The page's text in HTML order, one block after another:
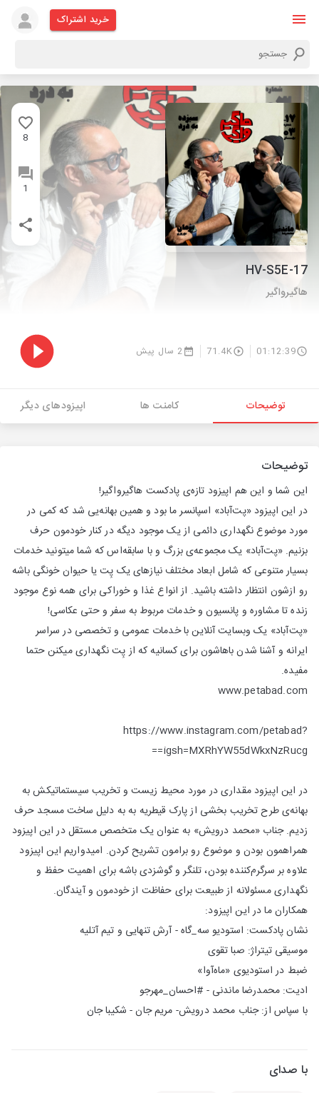
خرید اشتراک
8
1
HV-S5E-17
هاگیرواگیر
01:12:39
71.4K 2 سال پیش
توضیحات کامنت ها اپیزودهای دیگر
توضیحات
این شما و این هم اپیزود تازه‌ی پادکست هاگیرواگیر!
در این اپیزود «پت‌آباد» اسپانسر ما بود و همین بهانه‌یی شد که کمی در
مورد موضوع نگهداری دائمی از یک موجود دیگه در کنار خودمون حرف
بزنیم. «پت‌آباد» یک مجموعه‌ی بزرگ و با سابقه‌اس که شما میتونید خدمات
بسیار متنوعی که شامل ابعاد مختلف نیازهای یک پِت یا حیوان خونگی باشه
رو ازشون انتظار داشته باشید. از انواع غذا و خوراکی برای همه‌ نوع موجود
زنده تا مشاوره و پانسیون و خدمات مربوط به سفر و حتی عکاسی!
«پت‌آباد» یک وبسایت آنلاین با خدمات عمومی و تخصصی در سراسر
ایرانه و آشنا شدن باهاشون برای کسانیه که از پِت نگهداری میکنن حتما
مفیده.
www.petabad.com
https://www.instagram.com/petabad?
igsh=MXRhYW55dWkxNzRucg==
در این اپیزود مقداری در مورد محیط زیست و تخریب سیستماتیکش به
بهانه‌ی طرح تخریب بخشی از پارک قیطریه به به دلیل ساخت مسجد حرف
زدیم. جناب «محمد درویش» به عنوان یک متخصص مستقل در این اپیزود
همراهمون بودن و موضوع رو برامون تشریح کردن. امیدواریم این اپیزود
علاوه بر سرگرم‌کننده بودن، تلنگر و گوشزدی باشه برای اهمیت حفظ و
نگهداری مسئولانه از طبیعت برای حفاظت از خودمون و آیندگان.
همکاران ما در این اپیزود:
نشان پادکست: استودیو سه_گاه - آرش تنهایی و تیم آتلیه
موسیقی تیتراژ: صبا تقوی
ضبط در استودیوی «ماه‌آوا»
ادیت: محمدرضا ماندنی - #احسان_مهرجو
با سپاس از: جناب محمد درویش- مریم جان - شکیبا جان
با صدای